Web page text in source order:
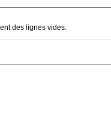
des lignes vides.